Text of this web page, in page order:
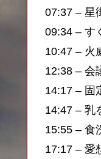
07:37 – 星
09:34 – す
10:47 – 火
12:38 – 会
14:17 – 固
14:47 – 乳
15:55 – 食
17:17 – 愛